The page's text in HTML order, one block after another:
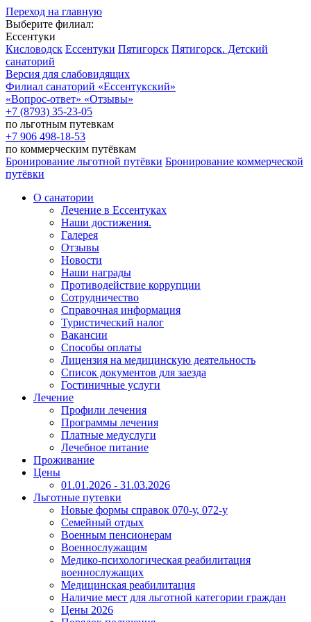
Переход на главную
Выберите филиал:
Ессентуки
Кисловодск Ессентуки Пятигорск Пятигорск. Детский
санаторий
Версия для слабовидящих
Филиал санаторий «Ессентукский»
«Вопрос-ответ» «Отзывы»
+7 (8793) 35-23-05
по льготным путевкам
+7 906 498-18-53
по коммерческим путёвкам
Бронирование льготной путёвки Бронирование коммерческой
путёвки
О санатории
Лечение в Ессентуках
Наши достижения.
Галерея
Отзывы
Новости
Наши награды
Противодействие коррупции
Сотрудничество
Справочная информация
Туристический налог
Вакансии
Способы оплаты
Лицензия на медицинскую деятельность
Список документов для заезда
Гостиничные услуги
Лечение
Профили лечения
Программы лечения
Платные медуслуги
Лечебное питание
Проживание
Цены
01.01.2026 - 31.03.2026
Льготные путевки
Новые формы справок 070-у, 072-у
Семейный отдых
Военным пенсионерам
Военнослужащим
Медико-психологическая реабилитация
военнослужащих
Медицинская реабилитация
Наличие мест для льготной категории граждан
Цены 2026